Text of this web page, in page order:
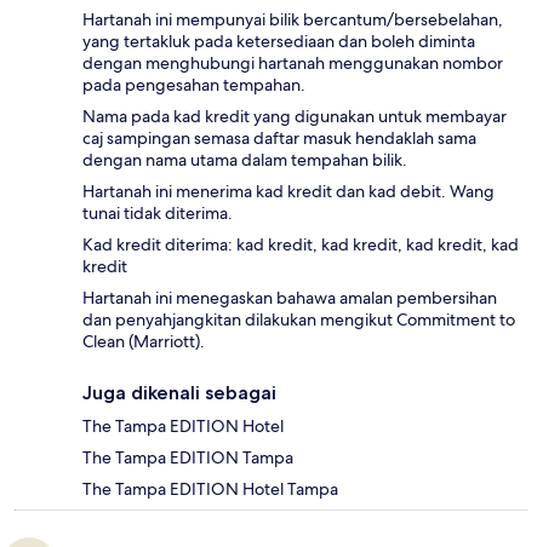
Hartanah ini mempunyai bilik bercantum/bersebelahan,
yang tertakluk pada ketersediaan dan boleh diminta
dengan menghubungi hartanah menggunakan nombor
pada pengesahan tempahan.
Nama pada kad kredit yang digunakan untuk membayar
caj sampingan semasa daftar masuk hendaklah sama
dengan nama utama dalam tempahan bilik.
Hartanah ini menerima kad kredit dan kad debit. Wang
tunai tidak diterima.
Kad kredit diterima: kad kredit, kad kredit, kad kredit, kad
kredit
Hartanah ini menegaskan bahawa amalan pembersihan
dan penyahjangkitan dilakukan mengikut Commitment to
Clean (Marriott).
Juga dikenali sebagai
The Tampa EDITION Hotel
The Tampa EDITION Tampa
The Tampa EDITION Hotel Tampa